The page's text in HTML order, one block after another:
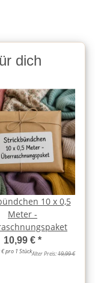
dich
10 x 0,5
Meter -
10,99 € *
€ pro 1 StückAlter Preis:19,99 €